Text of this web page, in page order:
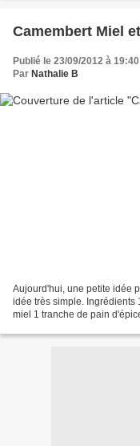
Camembert Miel
Publié le 23/09/2012 à 19:40
Par Nathalie B
Aujourd'hui, une petite idée
idée très simple. Ingrédients
miel 1 tranche de pain